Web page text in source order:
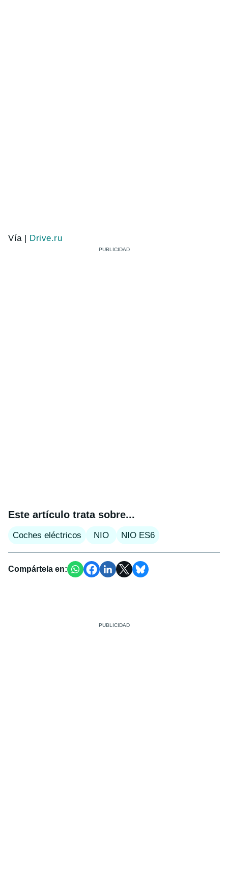
Vía | Drive.ru
Este artículo trata sobre...
Coches eléctricos NIO NIO ES6
Compártela en: